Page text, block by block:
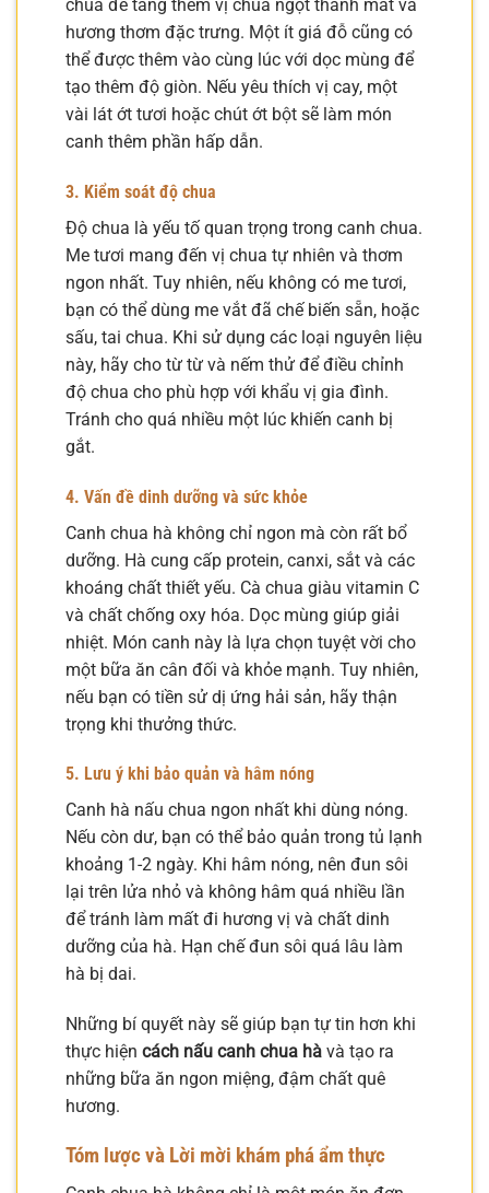
chua để tăng thêm vị chua ngọt thanh mát và
hương thơm đặc trưng. Một ít giá đỗ cũng có
thể được thêm vào cùng lúc với dọc mùng để
tạo thêm độ giòn. Nếu yêu thích vị cay, một
vài lát ớt tươi hoặc chút ớt bột sẽ làm món
canh thêm phần hấp dẫn.
3. Kiểm soát độ chua
Độ chua là yếu tố quan trọng trong canh chua.
Me tươi mang đến vị chua tự nhiên và thơm
ngon nhất. Tuy nhiên, nếu không có me tươi,
bạn có thể dùng me vắt đã chế biến sẵn, hoặc
sấu, tai chua. Khi sử dụng các loại nguyên liệu
này, hãy cho từ từ và nếm thử để điều chỉnh
độ chua cho phù hợp với khẩu vị gia đình.
Tránh cho quá nhiều một lúc khiến canh bị
gắt.
4. Vấn đề dinh dưỡng và sức khỏe
Canh chua hà không chỉ ngon mà còn rất bổ
dưỡng. Hà cung cấp protein, canxi, sắt và các
khoáng chất thiết yếu. Cà chua giàu vitamin C
và chất chống oxy hóa. Dọc mùng giúp giải
nhiệt. Món canh này là lựa chọn tuyệt vời cho
một bữa ăn cân đối và khỏe mạnh. Tuy nhiên,
nếu bạn có tiền sử dị ứng hải sản, hãy thận
trọng khi thưởng thức.
5. Lưu ý khi bảo quản và hâm nóng
Canh hà nấu chua ngon nhất khi dùng nóng.
Nếu còn dư, bạn có thể bảo quản trong tủ lạnh
khoảng 1-2 ngày. Khi hâm nóng, nên đun sôi
lại trên lửa nhỏ và không hâm quá nhiều lần
để tránh làm mất đi hương vị và chất dinh
dưỡng của hà. Hạn chế đun sôi quá lâu làm
hà bị dai.
Những bí quyết này sẽ giúp bạn tự tin hơn khi
thực hiện cách nấu canh chua hà và tạo ra
những bữa ăn ngon miệng, đậm chất quê
hương.
Tóm lược và Lời mời khám phá ẩm thực